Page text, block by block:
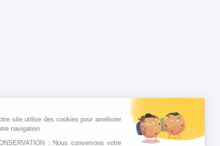
Notre site utilise des cookies pour améliorer
votre navigation
CONSERVATION : Nous conservons votre